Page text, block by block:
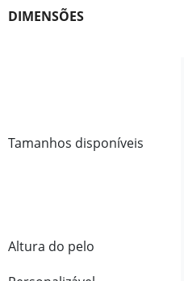
DIMENSÕES
Tamanhos disponíveis
Altura do pelo